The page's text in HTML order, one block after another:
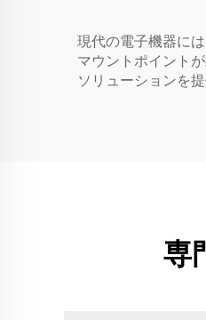
現代の電子機器に
マウントポイント
ソリューションを
専